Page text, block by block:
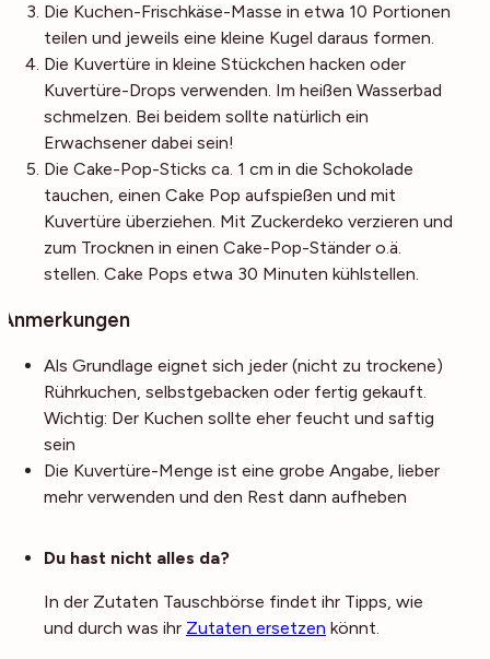
Die Kuchen-Frischkäse-Masse in etwa 10 Portionen
teilen und jeweils eine kleine Kugel daraus formen.
Die Kuvertüre in kleine Stückchen hacken oder
Kuvertüre-Drops verwenden. Im heißen Wasserbad
schmelzen. Bei beidem sollte natürlich ein
Erwachsener dabei sein!
Die Cake-Pop-Sticks ca. 1 cm in die Schokolade
tauchen, einen Cake Pop aufspießen und mit
Kuvertüre überziehen. Mit Zuckerdeko verzieren und
zum Trocknen in einen Cake-Pop-Ständer o.ä.
stellen. Cake Pops etwa 30 Minuten kühlstellen.
Anmerkungen
Als Grundlage eignet sich jeder (nicht zu trockene)
Rührkuchen, selbstgebacken oder fertig gekauft.
Wichtig: Der Kuchen sollte eher feucht und saftig
sein
Die Kuvertüre-Menge ist eine grobe Angabe, lieber
mehr verwenden und den Rest dann aufheben
Du hast nicht alles da?
In der Zutaten Tauschbörse findet ihr Tipps, wie
und durch was ihr Zutaten ersetzen könnt.